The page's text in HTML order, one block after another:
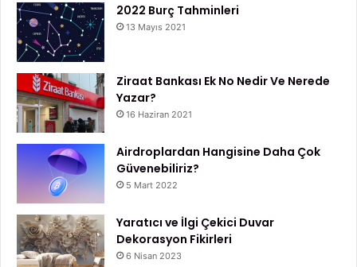
2022 Burç Tahminleri
13 Mayıs 2021
Ziraat Bankası Ek No Nedir Ve Nerede
Yazar?
16 Haziran 2021
Airdroplardan Hangisine Daha Çok
Güvenebiliriz?
5 Mart 2022
Yaratıcı ve İlgi Çekici Duvar
Dekorasyon Fikirleri
6 Nisan 2023